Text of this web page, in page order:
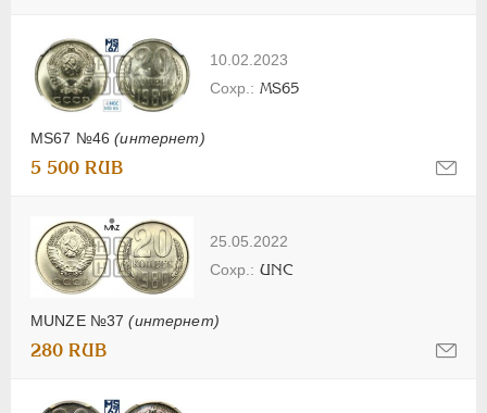
10.02.2023
MS67 №46(интернет)
MS65
5 500 RUB
25.05.2022
MUNZE №37(интернет)
UNC
280 RUB